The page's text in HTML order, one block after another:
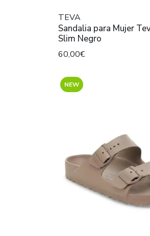
TEVA
Sandalia para Mujer
Slim Negro
60,00€
NEW